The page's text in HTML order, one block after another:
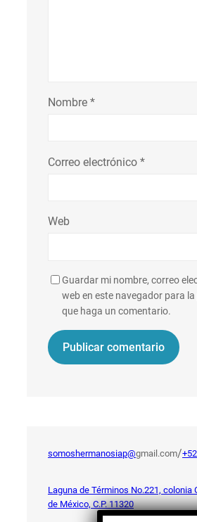
Nombre *
Correo electrónico *
Web
Guardar mi nombre, correo
web en este navegador para
que haga un comentario.
somoshermanosiap@gmail.com/
Laguna de Términos No.221, colonia
de México, C.P. 11320